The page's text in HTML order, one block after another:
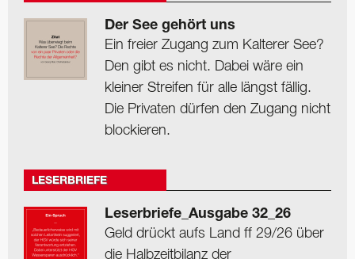
Der See gehört uns
Ein freier Zugang zum Kalterer See?
Den gibt es nicht. Dabei wäre ein
kleiner Streifen für alle längst fällig.
Die Privaten dürfen den Zugang nicht
blockieren.
LESERBRIEFE
Leserbriefe_Ausgabe 32_26
Geld drückt aufs Land ff 29/26 über
die Halbzeitbilanz der